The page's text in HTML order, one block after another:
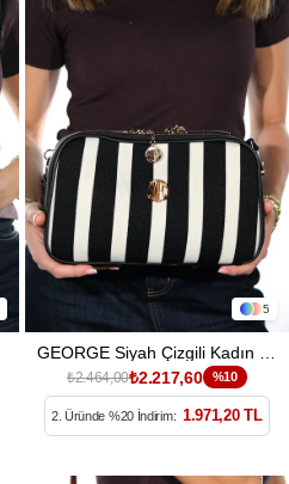
5
₺2.464,00₺2.217,60 %10
2. Üründe %20 İndirim: 1.971,20 TL